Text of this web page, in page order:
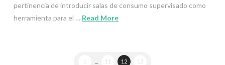
pertinencia de introducir salas de consumo supervisado como
herramienta para el … Read More
1 11 12 13